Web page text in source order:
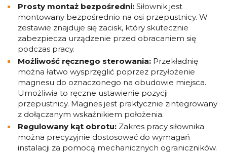
Prosty montaż bezpośredni: Siłownik jest
montowany bezpośrednio na osi przepustnicy. W
zestawie znajduje się zacisk, który skutecznie
zabezpiecza urządzenie przed obracaniem się
podczas pracy.
Możliwość ręcznego sterowania: Przekładnię
można łatwo wysprzęglić poprzez przyłożenie
magnesu do oznaczonego na obudowie miejsca.
Umożliwia to ręczne ustawienie pozycji
przepustnicy. Magnes jest praktycznie zintegrowany
z dołączanym wskaźnikiem położenia.
Regulowany kąt obrotu: Zakres pracy siłownika
można precyzyjnie dostosować do wymagań
instalacji za pomocą mechanicznych ograniczników.